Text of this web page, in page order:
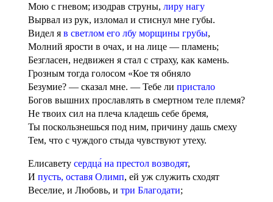
Мою с гневом; изодрав струны, лиру нагу
Вырвал из рук, изломал и стиснул мне губы.
Видел я в светлом его лбу морщины грубы,
Молний ярости в очах, и на лице — пламень;
Безгласен, недвижен я стал с страху, как камень.
Грозным тогда голосом «Кое тя обняло
Безумие? — сказал мне. — Тебе ли пристало
Богов вышних прославлять в смертном теле племя?
Не твоих сил на плеча кладешь себе бремя,
Ты поскользнешься под ним, причину дашь смеху
Тем, что с чуждого стыда чувствуют утеху.
Елисавету сердца́ на престол возводят,
И пусть, оставя Олимп, ей уж служить сходят
Веселие, и Любовь, и три Благодати;